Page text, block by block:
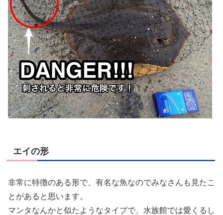
エイの形
非常に特徴のある形で、有名な魚なのでみなさんも見たこ
とがあると思います。
マンタなんかと似たようなタイプで、水族館では愛くるし